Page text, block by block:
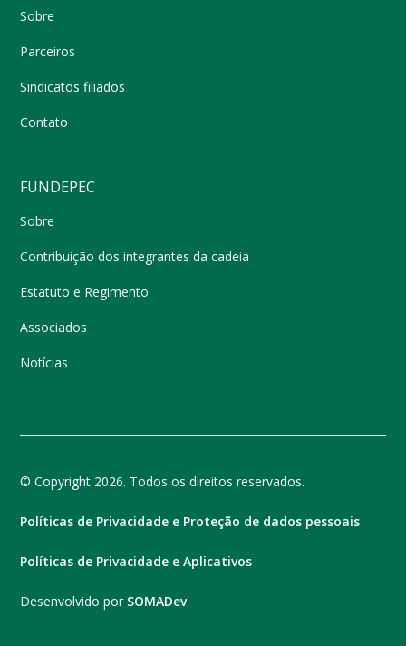
Sobre
Parceiros
Sindicatos filiados
Contato
FUNDEPEC
Sobre
Contribuição dos integrantes da cadeia
Estatuto e Regimento
Associados
Notícias
© Copyright 2026. Todos os direitos reservados.
Políticas de Privacidade e Proteção de dados pessoais
Políticas de Privacidade e Aplicativos
Desenvolvido por SOMADev